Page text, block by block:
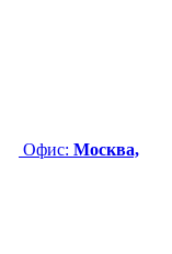
Офис: Москва,